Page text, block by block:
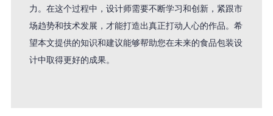
力。在这个过程中，设计师需要不断学习和创新，紧跟市
场趋势和技术发展，才能打造出真正打动人心的作品。希
望本文提供的知识和建议能够帮助您在未来的食品包装设
计中取得更好的成果。